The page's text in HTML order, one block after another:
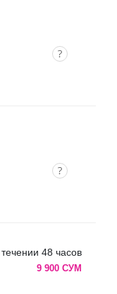
48 часов
9 900 СУМ